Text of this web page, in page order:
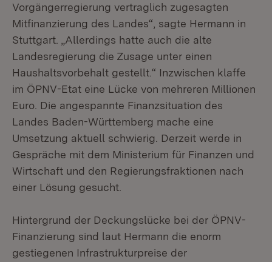
Vorgängerregierung vertraglich zugesagten
Mitfinanzierung des Landes“, sagte Hermann in
Stuttgart. „Allerdings hatte auch die alte
Landesregierung die Zusage unter einen
Haushaltsvorbehalt gestellt.“ Inzwischen klaffe
im ÖPNV-Etat eine Lücke von mehreren Millionen
Euro. Die angespannte Finanzsituation des
Landes Baden-Württemberg mache eine
Umsetzung aktuell schwierig. Derzeit werde in
Gespräche mit dem Ministerium für Finanzen und
Wirtschaft und den Regierungsfraktionen nach
einer Lösung gesucht.
Hintergrund der Deckungslücke bei der ÖPNV-
Finanzierung sind laut Hermann die enorm
gestiegenen Infrastrukturpreise der